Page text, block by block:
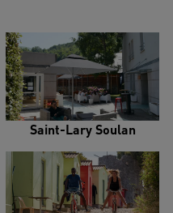
Saint-Lary Soulan